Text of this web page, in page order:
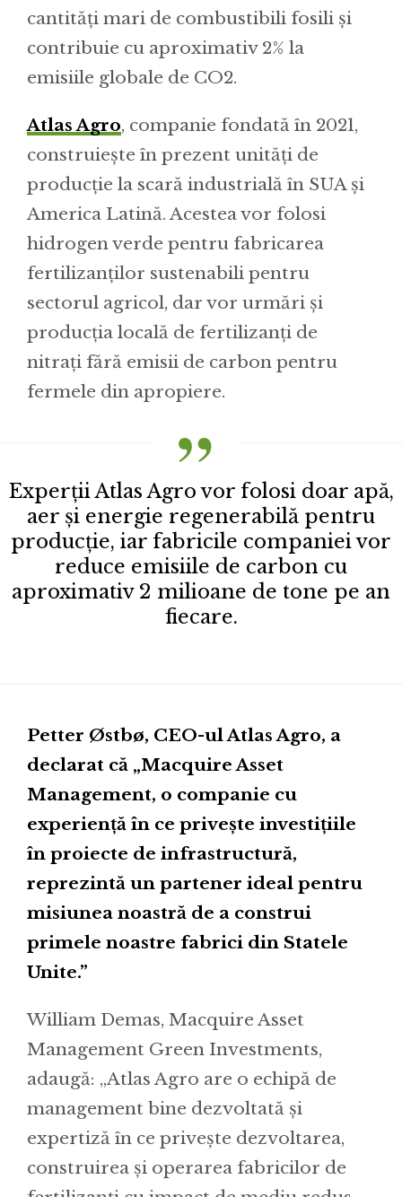
cantități mari de combustibili fosili și
contribuie cu aproximativ 2% la
emisiile globale de CO2.
Atlas Agro, companie fondată în 2021,
construiește în prezent unități de
producție la scară industrială în SUA și
America Latină. Acestea vor folosi
hidrogen verde pentru fabricarea
fertilizanților sustenabili pentru
sectorul agricol, dar vor urmări și
producția locală de fertilizanți de
nitrați fără emisii de carbon pentru
fermele din apropiere.
Experții Atlas Agro vor folosi doar apă,
aer și energie regenerabilă pentru
producție, iar fabricile companiei vor
reduce emisiile de carbon cu
aproximativ 2 milioane de tone pe an
fiecare.
Petter Østbø, CEO-ul Atlas Agro, a
declarat că „Macquire Asset
Management, o companie cu
experiență în ce privește investițiile
în proiecte de infrastructură,
reprezintă un partener ideal pentru
misiunea noastră de a construi
primele noastre fabrici din Statele
Unite.”
William Demas, Macquire Asset
Management Green Investments,
adaugă: „Atlas Agro are o echipă de
management bine dezvoltată și
expertiză în ce privește dezvoltarea,
construirea și operarea fabricilor de